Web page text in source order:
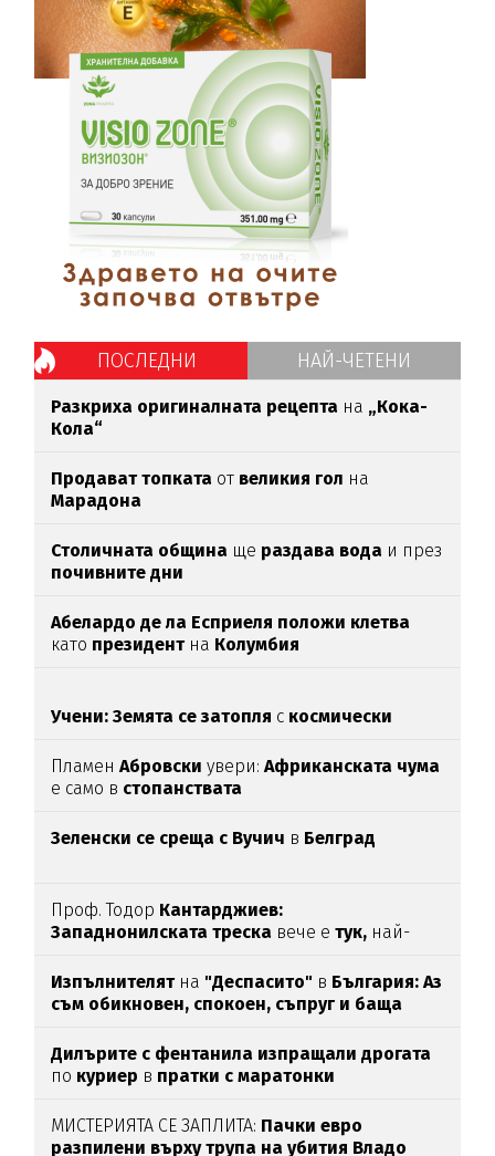
ПОСЛЕДНИ НАЙ-ЧЕТЕНИ
Разкриха оригиналната рецепта на „Кока-
Кола“
Продават топката от великия гол на
Марадона
Столичната община ще раздава вода и през
почивните дни
Абелардо де ла Есприеля положи клетва
като президент на Колумбия
Учени: Земята се затопля с космически
ПламенАбровски увери:Африканската чума
е само в стопанствата
Зеленски се среща с Вучич в Белград
Проф. Тодор Кантарджиев:
Западнонилската треска вече етук, най-
Изпълнителятна "Деспасито" в България: Аз
съм обикновен, спокоен, съпруг и баща
Дилърите с фентанила изпращали дрогата
по куриер в пратки с маратонки
МИСТЕРИЯТА СЕ ЗАПЛИТА: Пачки евро
разпилени върху трупа на убития Владо